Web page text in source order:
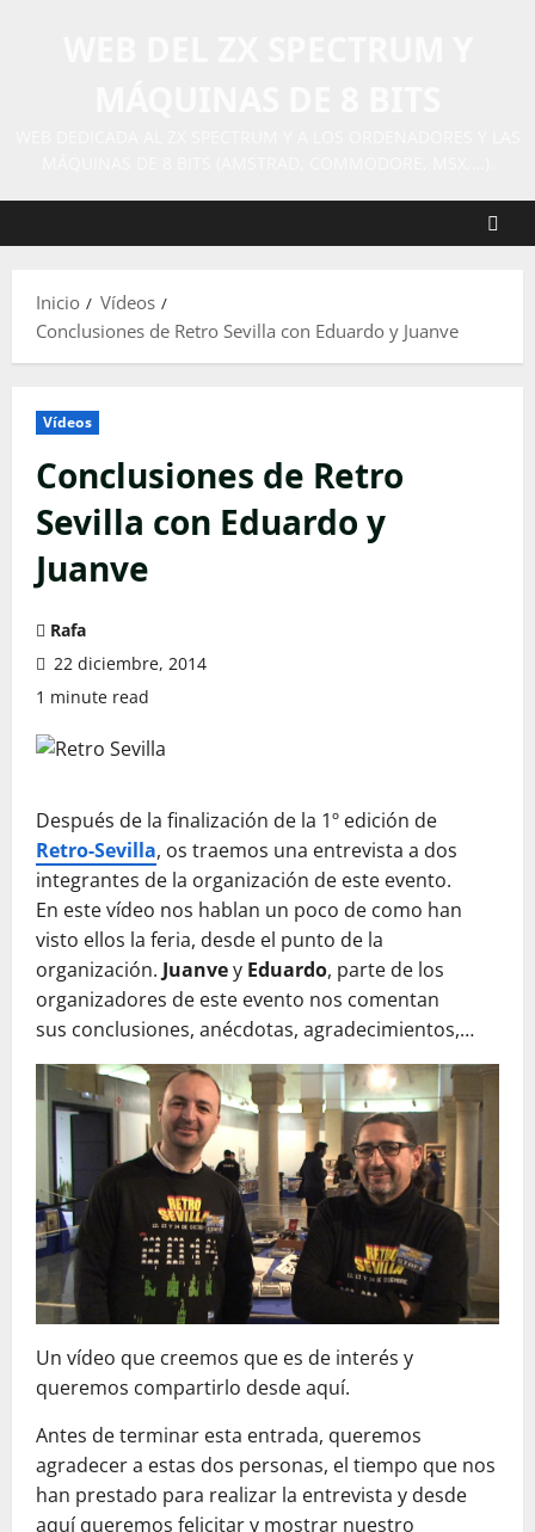
Inicio
Vídeos
Conclusiones de Retro Sevilla con Eduardo y Juanve
Vídeos
Conclusiones de Retro
Sevilla con Eduardo y
Juanve
Rafa
22 diciembre, 2014
1 minute read
Después de la finalización de la 1º edición de
Retro-Sevilla, os traemos una entrevista a dos
integrantes de la organización de este evento.
En este vídeo nos hablan un poco de como han
visto ellos la feria, desde el punto de la
organización. Juanvey Eduardo, parte de los
organizadores de este evento nos comentan
sus conclusiones, anécdotas, agradecimientos,…
Un vídeo que creemos que es de interés y
queremos compartirlo desde aquí.
Antes de terminar esta entrada, queremos
agradecer a estas dos personas, el tiempo que nos
han prestado para realizar la entrevista y desde
aquí queremos felicitar y mostrar nuestro